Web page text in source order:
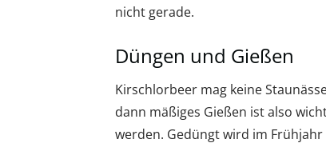
nicht gerade.
Düngen und Gießen
Kirschlorbeer mag keine
dann mäßiges Gießen ist also
werden. Gedüngt wird im